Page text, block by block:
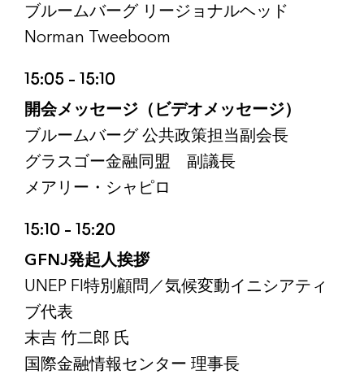
ブルームバーグ リージョナルヘッド
Norman Tweeboom
15:05 – 15:10
開会メッセージ（ビデオメッセージ）
ブルームバーグ 公共政策担当副会長
グラスゴー金融同盟 副議長
メアリー・シャピロ
15:10 – 15:20
GFNJ発起人挨拶
UNEP FI特別顧問／気候変動イニシアティ
ブ代表
末吉 竹二郎 氏
国際金融情報センター 理事長